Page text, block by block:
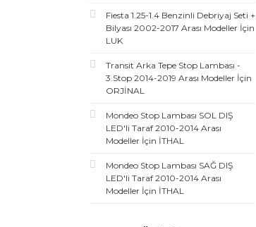
Fiesta 1.25-1.4 Benzinli Debriyaj Seti +
Bilyası 2002-2017 Arası Modeller İçin
LUK
Transit Arka Tepe Stop Lambası -
3.Stop 2014-2019 Arası Modeller İçin
ORJİNAL
Mondeo Stop Lambası SOL DIŞ
LED'li Taraf 2010-2014 Arası
Modeller İçin İTHAL
Mondeo Stop Lambası SAĞ DIŞ
LED'li Taraf 2010-2014 Arası
Modeller İçin İTHAL